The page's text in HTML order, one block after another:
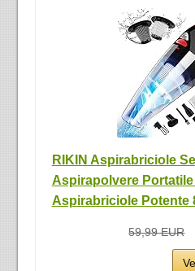
RIKIN Aspirabriciole
Aspirapolvere Portatile
Aspirabriciole Potente
59,99 EUR